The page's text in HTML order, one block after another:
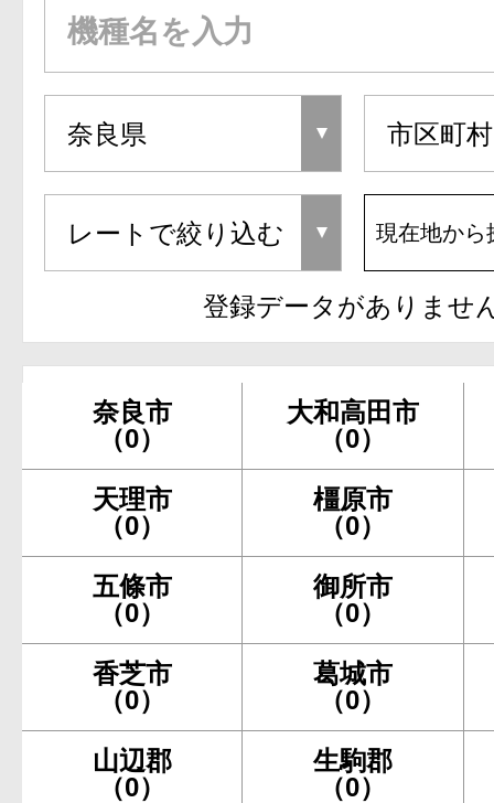
現在地から
登録データがありませ
奈良市
（0）
大和高田市
（0）
天理市
（0）
橿原市
（0）
五條市
（0）
御所市
（0）
香芝市
（0）
葛城市
（0）
山辺郡
（0）
生駒郡
（0）